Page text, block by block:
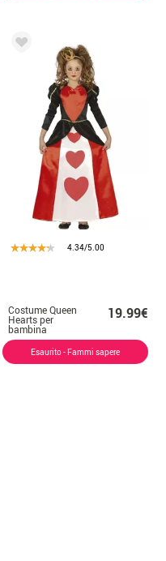
4.34/5.00
Costume Queen
Hearts per
bambina
19.99€
Esaurito - Fammi sapere